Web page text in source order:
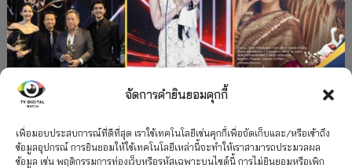
จัดการคำยินยอมคุกกี้
เพื่อมอบประสบการณ์ที่ดีที่สุด เราใช้เทคโนโลยีเช่นคุกกี้เพื่อจัดเก็บและ/หรือเข้าถึง
ข้อมูลอุปกรณ์ การยินยอมให้ใช้เทคโนโลยีเหล่านี้จะทำให้เราสามารถประมวลผล
ข้อมูล เช่น พฤติกรรมการท่องเว็บหรือรหัสเฉพาะบนไซต์นี้ การไม่ยินยอมหรือเพิก
”คุณพี่เจ้าขาดิฉันเป็นห่านมิใช่หงส์” กวาดรางวัล
เพียบ จาก 8 เวที